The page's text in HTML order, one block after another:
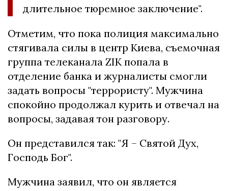
длительное тюремное заключение".
Отметим, что пока полиция максимально
стягивала силы в центр Киева, съемочная
группа телеканала ZIK попала в
отделение банка и журналисты смогли
задать вопросы "террористу". Мужчина
спокойно продолжал курить и отвечал на
вопросы, задавая тон разговору.
Он представился так: "Я – Святой Дух,
Господь Бог".
Мужчина заявил, что он является